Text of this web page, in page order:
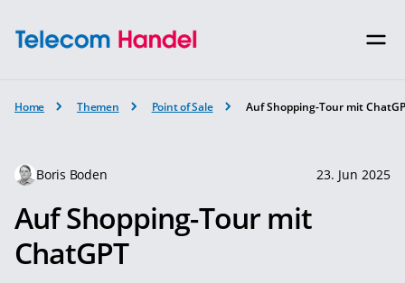
Home Themen Point of Sale Auf Shopping-Tour mit
Boris Boden 23. Jun 2025
Auf Shopping-Tour mit
ChatGPT